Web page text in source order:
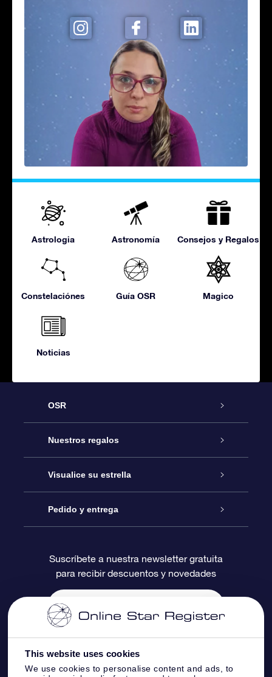
This website uses cookies
We use cookies to personalise content and ads, to
Astrologia Astronomía Consejos y Regalos
Constelaciónes Guía OSR Magico
Noticias
OSR
Atención
Contáctanos
Blog
Reseñas
Nuestros regalos
Regalo Estrella Online
Paquete de Regalo OSR
Tarjeta de Regalo OSR
Regalos empresariales
Visualice su estrella
Registro estelar
Página de Estrella Personalizada
Un Millón de Estrellas
Pedido y entrega
Información de Pago
Información de Envío
Suscríbete a nuestra newsletter gratuita
para recibir descuentos y novedades